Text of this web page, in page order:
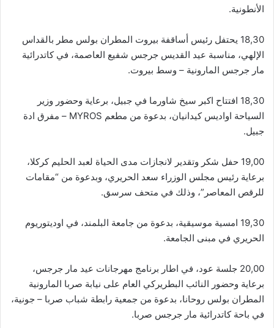
الأنطونية.
18,30 يحتفل رئيس أساقفة بيروت المطران بولس مطر بالقداس
الإلهي، مناسبة عيد القديس جرجس شفيع العاصمة، في كاتدرائية
مار جرجس المارونية – وسط بيروت.
18,30 افتتاح اكبر سيخ شاورما في جبيل، برعاية وحضور وزير
السياحة اواديس كيدانيان، بدعوة من مطعم MYROS – مفرق ادة
جبيل.
19,00 حفل شكر وتقدير لانجازات مدى الحياة لعبد الحليم كركلا،
برعاية رئيس مجلس الوزراء سعد الحريري، وبدعوة من “مقامات
للرقص المعاصر”، وذلك في متحف سرسق.
19,30 امسية موسيقية، بدعوة من جامعة البلمند، في اوديتوريوم
الحريري في مبنى الجامعة.
20,00 جلسة عود، في اطار برنامج مهرجانات عيد مار جرجس،
برعاية وحضور النائب البطريركي العام على نيابة صربا المارونية
المطران بولس روحانا، بدعوة من جمعية رابطة شباب صربا – جونية،
في باحة كاتدرائية مار جرجس صربا.